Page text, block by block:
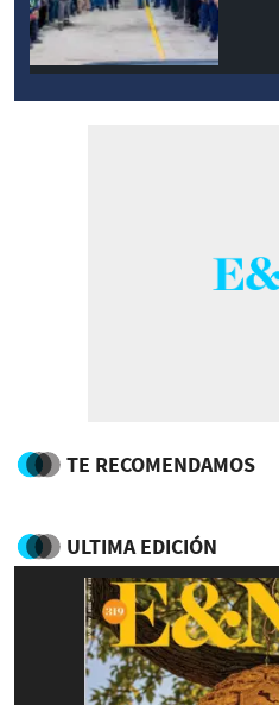
TE RECOMENDAMOS
ULTIMA EDICIÓN